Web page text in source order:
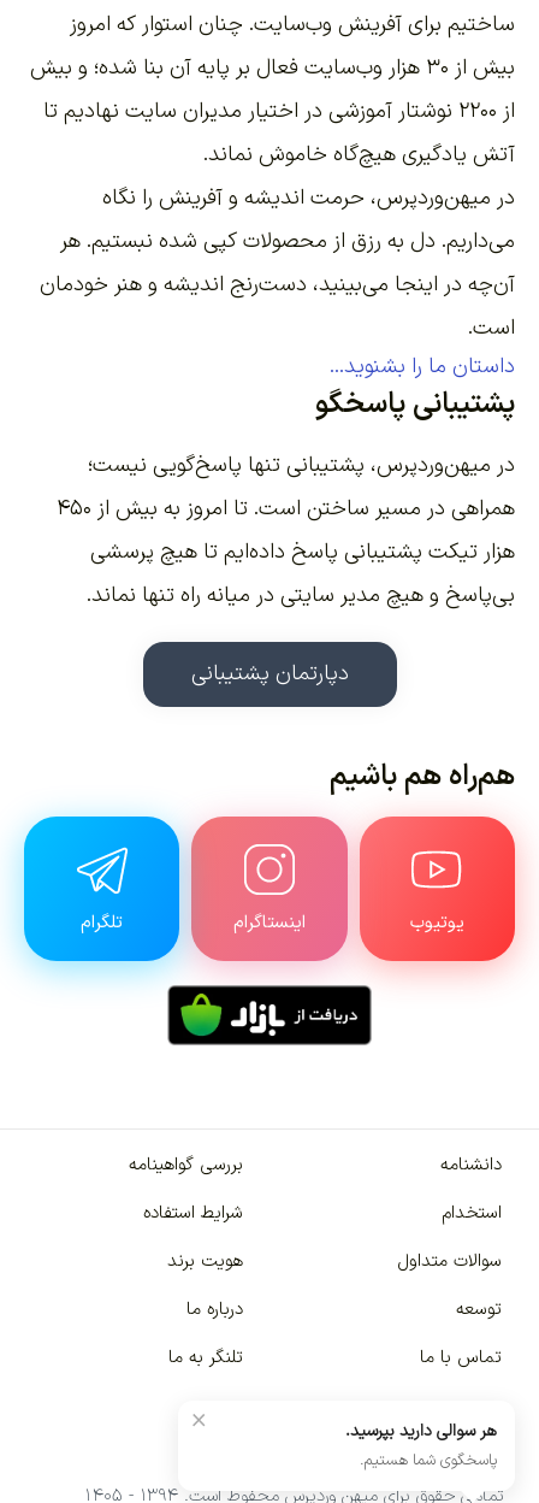
ساختیم برای آفرینش وب‌سایت. چنان استوار که امروز
بیش از ۳۰ هزار وب‌سایت فعال بر پایه آن بنا شده؛ و بیش
از ۲۲۰۰
نوشتار آموزشی در اختیار مدیران سایت نهادیم تا
آتش یادگیری هیچ‌گاه خاموش نماند.
در میهن‌وردپرس، حرمت اندیشه و آفرینش را نگاه
می‌داریم. دل به رزق از محصولات کپی شده نبستیم. هر
آن‌چه در اینجا می‌بینید، دست‌رنج اندیشه و هنر خودمان
است.
داستان ما را بشنوید...
پشتیبانی پاسخگو
در میهن‌وردپرس، پشتیبانی تنها پاسخ‌گویی نیست؛
همراهی در مسیر ساختن است. تا امروز به بیش از ۴۵۰
هزار تیکت پشتیبانی پاسخ داده‌ایم تا هیچ پرسشی
بی‌پاسخ و هیچ مدیر سایتی در میانه راه تنها نماند.
دپارتمان پشتیبانی
هم‌راه هم باشیم
یوتیوب اینستاگرام تلگرام
دانشنامه
بررسی گواهینامه
استخدام
شرایط استفاده
سوالات متداول
هویت برند
توسعه
درباره ما
تماس با ما
تلنگر به ما
تمامی حقوق برای میهن وردپرس محفوظ است. ۱۳۹۴ - ۱۴۰۵
× هر سوالی دارید بپرسید.
پاسخگوی شما هستیم.